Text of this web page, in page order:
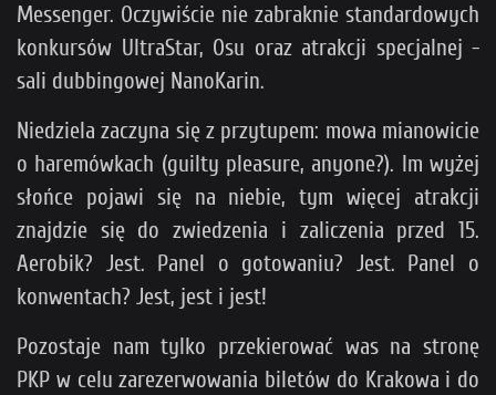
Messenger. Oczywiście nie zabraknie standardowych
konkursów UltraStar, Osu oraz atrakcji specjalnej -
sali dubbingowej NanoKarin.
Niedziela zaczyna się z przytupem: mowa mianowicie
o haremówkach (guilty pleasure, anyone?). Im wyżej
słońce pojawi się na niebie, tym więcej atrakcji
znajdzie się do zwiedzenia i zaliczenia przed 15.
Aerobik? Jest. Panel o gotowaniu? Jest. Panel o
konwentach? Jest, jest i jest!
Pozostaje nam tylko przekierować was na stronę
PKP w celu zarezerwowania biletów do Krakowa i do